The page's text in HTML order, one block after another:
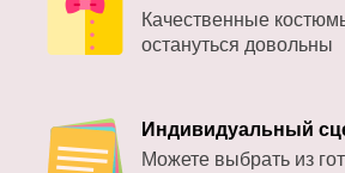
Качественные
остануться довольны
Индивидуальный
Можете выбрать из